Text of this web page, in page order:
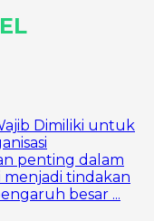
Dimiliki untuk
penting dalam
menjadi tindakan
besar ...